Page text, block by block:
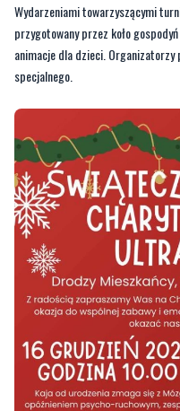
Wydarzeniami towarzyszącymi
przygotowany przez koło
animacje dla dzieci.
specjalnego.